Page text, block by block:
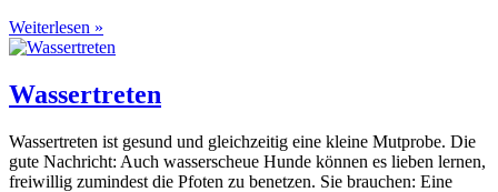
Weiterlesen »
Wassertreten
Wassertreten ist gesund und gleichzeitig eine kleine Mutprobe. Die
gute Nachricht: Auch wasserscheue Hunde können es lieben lernen,
freiwillig zumindest die Pfoten zu benetzen. Sie brauchen: Eine